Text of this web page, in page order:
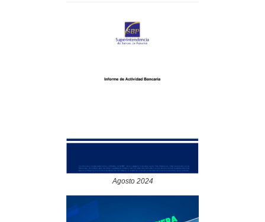
Agosto 2024